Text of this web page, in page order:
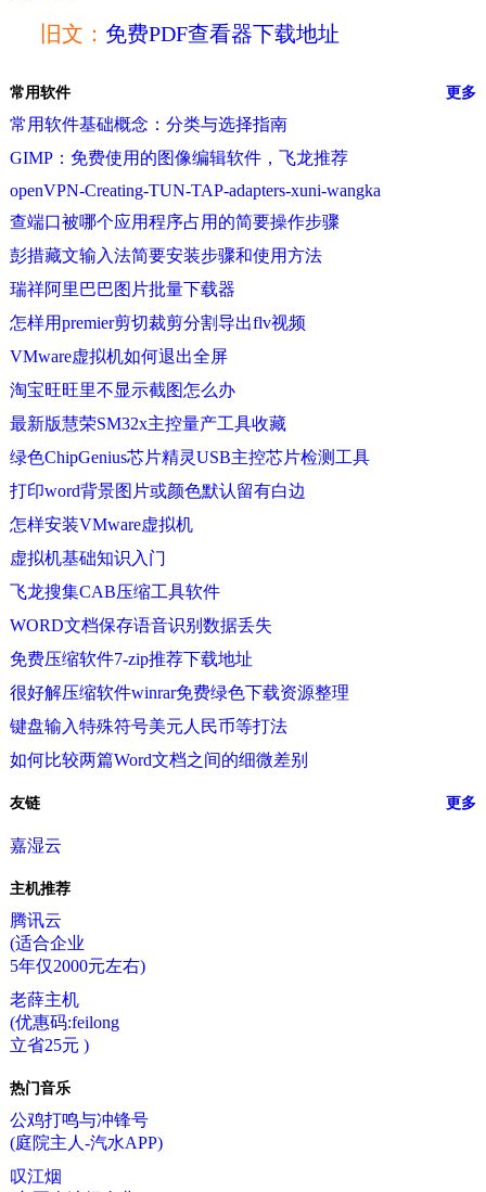
旧文： 免费PDF查看器下载地址
常用软件 更多
常用软件基础概念：分类与选择指南
GIMP：免费使用的图像编辑软件，飞龙推荐
openVPN-Creating-TUN-TAP-adapters-xuni-wangka
查端口被哪个应用程序占用的简要操作步骤
彭措藏文输入法简要安装步骤和使用方法
瑞祥阿里巴巴图片批量下载器
怎样用premier剪切裁剪分割导出flv视频
VMware虚拟机如何退出全屏
淘宝旺旺里不显示截图怎么办
最新版慧荣SM32x主控量产工具收藏
绿色ChipGenius芯片精灵USB主控芯片检测工具
打印word背景图片或颜色默认留有白边
怎样安装VMware虚拟机
虚拟机基础知识入门
飞龙搜集CAB压缩工具软件
WORD文档保存语音识别数据丢失
免费压缩软件7-zip推荐下载地址
很好解压缩软件winrar免费绿色下载资源整理
键盘输入特殊符号美元人民币等打法
如何比较两篇Word文档之间的细微差别
友链 更多
嘉湿云
主机推荐
腾讯云
(适合企业
5年仅2000元左右)
老薛主机
(优惠码:feilong
立省25元 )
热门音乐
公鸡打鸣与冲锋号
(庭院主人-汽水APP)
叹江烟